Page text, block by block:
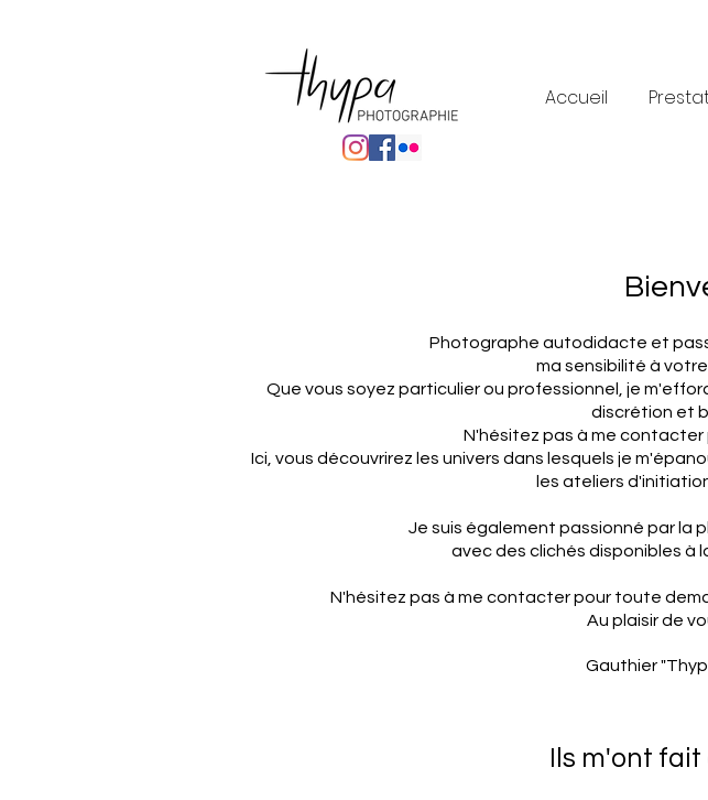
Accueil
Photographe autodidacte et
ma sensibilité à
Que vous soyez particulier ou professionnel, je
discrétion et
N'hésitez pas à me
Ici, vous découvrirez les univers dans lesquels je
les ateliers
Je suis également passionné par la
avec des clichés disponibles à
​N'hésitez pas à me contacter pour toute
Au plaisir de
​Gauthier
Ils m'ont